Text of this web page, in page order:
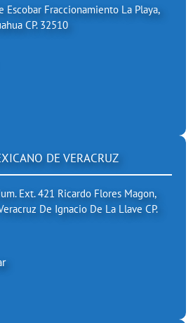
Escobar Fraccionamiento La Playa,
CP. 32510
DE VERACRUZ
Ext. 421 Ricardo Flores Magon,
De Ignacio De La Llave CP.